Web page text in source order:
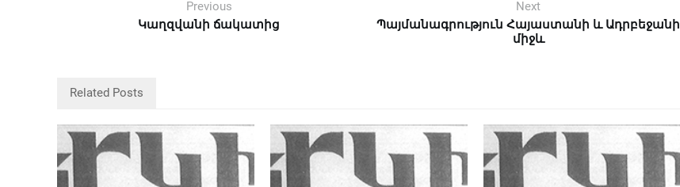
Previous
Կաղզվանի ճակատից
Next
Պայմանագրություն Հայաստանի և Ադրբեջանի
միջև
Related Posts